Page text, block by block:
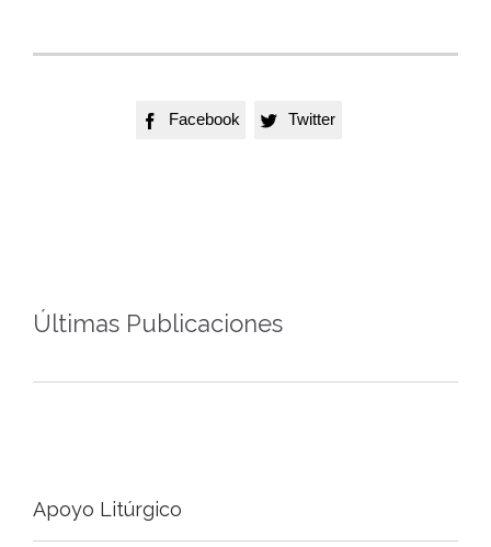
 Facebook  Twitter
Últimas Publicaciones
Apoyo Litúrgico